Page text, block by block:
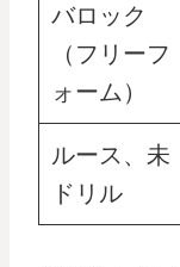
バロック
（フリーフ
ォーム）
ルース、未
ドリル